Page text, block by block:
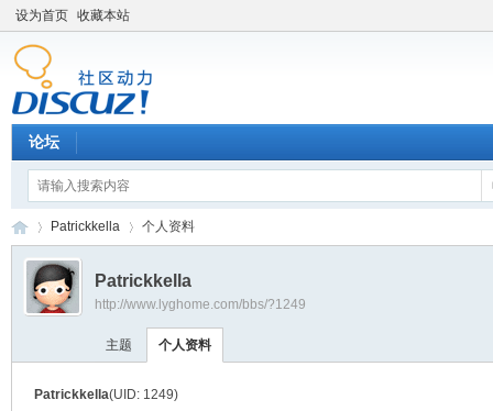
设为首页 收藏本站
论坛
›
Patrickkella 个人资料
Patrickkella
http://www.lyghome.com/bbs/?1249
主题 个人资料
Patrickkella(UID: 1249)